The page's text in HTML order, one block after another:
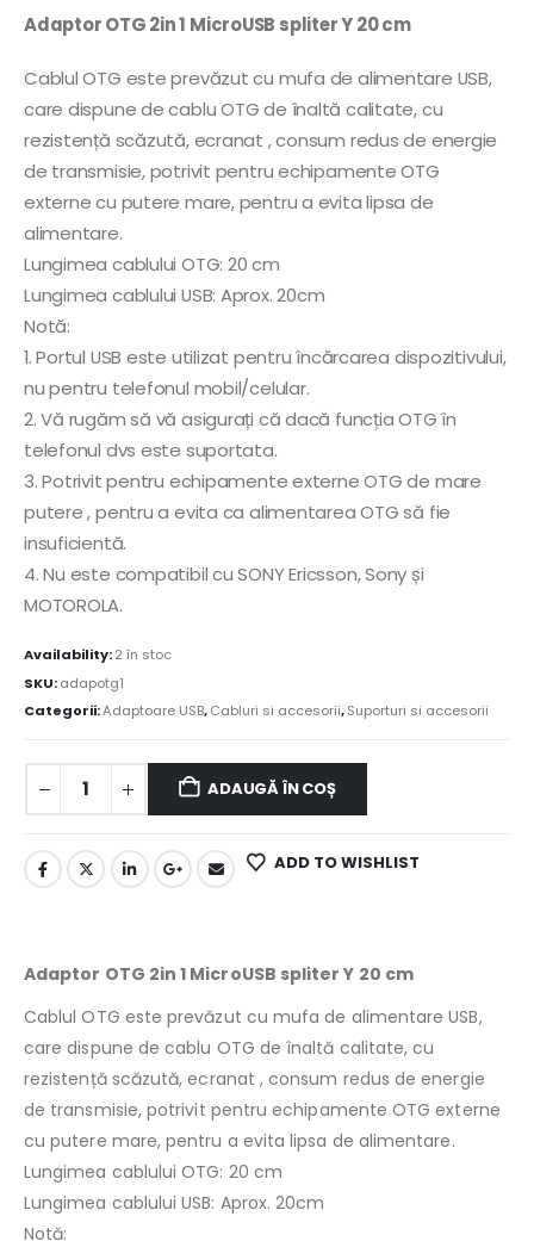
Adaptor OTG 2in 1 MicroUSB spliter Y 20 cm
Cablul OTG este prevăzut cu mufa de alimentare USB,
care dispune de cablu OTG de înaltă calitate, cu
rezistență scăzută, ecranat , consum redus de energie
de transmisie, potrivit pentru echipamente OTG
externe cu putere mare, pentru a evita lipsa de
alimentare.
Lungimea cablului OTG: 20 cm
Lungimea cablului USB: Aprox. 20cm
Notă:
1. Portul USB este utilizat pentru încărcarea dispozitivului,
nu pentru telefonul mobil/celular.
2. Vă rugăm să vă asigurați că dacă funcția OTG în
telefonul dvs este suportata.
3. Potrivit pentru echipamente externe OTG de mare
putere , pentru a evita ca alimentarea OTG să fie
insuficientă.
4. Nu este compatibil cu SONY Ericsson, Sony și
MOTOROLA.
Availability:2 în stoc
SKU:adapotg1
Categorii:Adaptoare USB,Cabluri si accesorii,Suporturi si accesorii
ADAUGĂ ÎN COȘ
ADD TO WISHLIST
Adaptor OTG 2in 1 MicroUSB spliter Y 20 cm
Cablul OTG este prevăzut cu mufa de alimentare USB,
care dispune de cablu OTG de înaltă calitate, cu
rezistență scăzută, ecranat , consum redus de energie
de transmisie, potrivit pentru echipamente OTG externe
cu putere mare, pentru a evita lipsa de alimentare.
Lungimea cablului OTG: 20 cm
Lungimea cablului USB: Aprox. 20cm
Notă: